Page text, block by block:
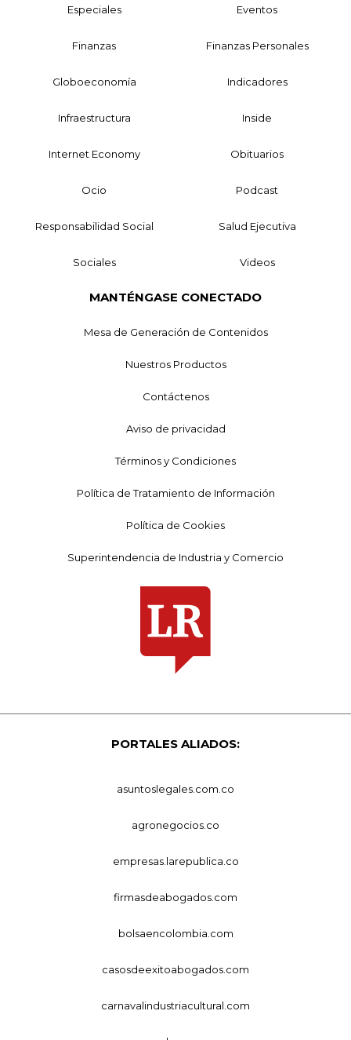
Especiales Eventos
Finanzas Finanzas Personales
Globoeconomía Indicadores
Infraestructura Inside
Internet Economy Obituarios
Ocio Podcast
Responsabilidad Social Salud Ejecutiva
Sociales Videos
MANTÉNGASE CONECTADO
Mesa de Generación de Contenidos
Nuestros Productos
Contáctenos
Aviso de privacidad
Términos y Condiciones
Política de Tratamiento de Información
Política de Cookies
Superintendencia de Industria y Comercio
PORTALES ALIADOS:
asuntoslegales.com.co
agronegocios.co
empresas.larepublica.co
firmasdeabogados.com
bolsaencolombia.com
casosdeexitoabogados.com
carnavalindustriacultural.com